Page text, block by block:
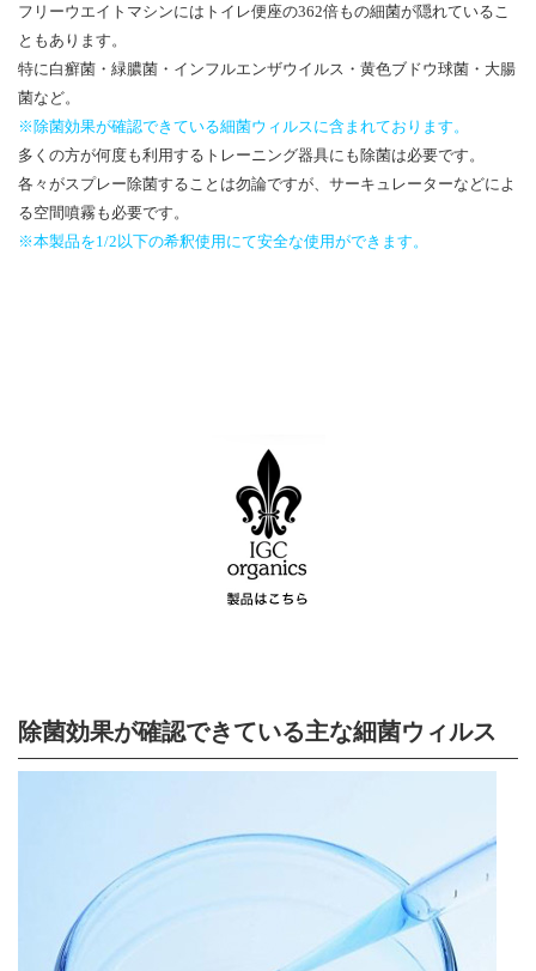
フリーウエイトマシンにはトイレ便座の362倍もの細菌が隠れているこ
ともあります。
特に白癬菌・緑膿菌・インフルエンザウイルス・黄色ブドウ球菌・大腸
菌など。
※除菌効果が確認できている細菌ウィルスに含まれております。
多くの方が何度も利用するトレーニング器具にも除菌は必要です。
各々がスプレー除菌することは勿論ですが、サーキュレーターなどによ
る空間噴霧も必要です。
※本製品を1/2以下の希釈使用にて安全な使用ができます。
除菌効果が確認できている主な細菌ウィルス